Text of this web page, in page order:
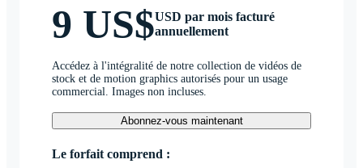
9 US$USD par mois facturé
annuellement
Accédez à l'intégralité de notre collection de vidéos de
stock et de motion graphics autorisés pour un usage
commercial. Images non incluses.
Abonnez-vous maintenant
Le forfait comprend :